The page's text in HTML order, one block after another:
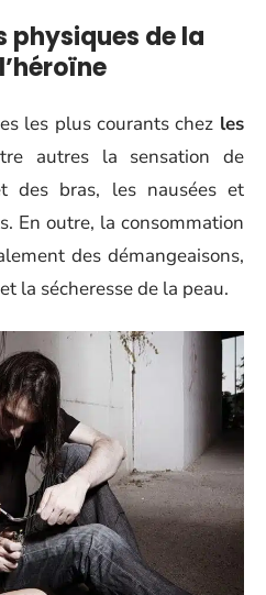
physiques de la
les plus courants chezles
autres la sensation de
des bras, les nausées et
En outre, la consommation
des démangeaisons,
la sécheresse de la peau.